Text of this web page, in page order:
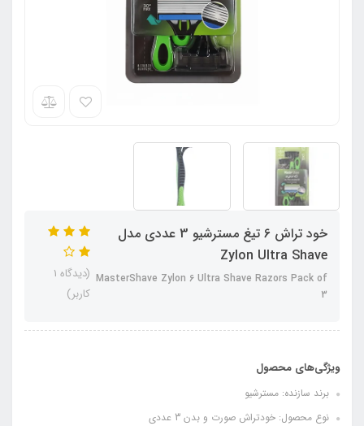
خود تراش 6 تیغ مسترشیو 3 عددی مدل
Zylon Ultra Shave
MasterShave Zylon 6 Ultra Shave Razors Pack of
3
(دیدگاه 1
کاربر)
ویژگی‌های محصول
برند سازنده: مسترشیو
نوع محصول: خودتراش صورت و بدن 3 عددی